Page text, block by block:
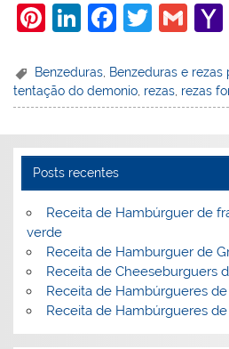
Pi
er
e
st
Li
k
e
n
F
c
e
o
o
k
T
itt
er
G
ai
l
Benzeduras Benzeduras e rezas
tentação do demonio rezas rezas
Posts recentes
Receita de Hambúrguer de
verde
Receita de Hamburguer de
Receita de Cheeseburguers
Receita de Hambúrgueres
Receita de Hambúrgueres de